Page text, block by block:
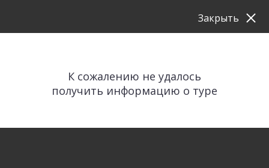
К сожалению не удалось
получить информацию о туре
Закрыть